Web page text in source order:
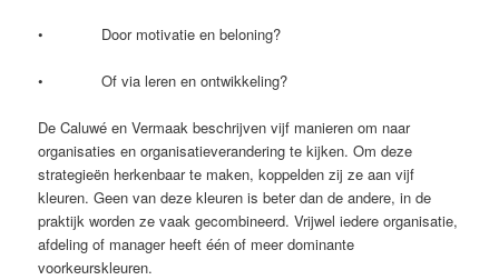
• Door motivatie en beloning?
• Of via leren en ontwikkeling?
De Caluwé en Vermaak beschrijven vijf manieren om naar
organisaties en organisatieverandering te kijken. Om deze
strategieën herkenbaar te maken, koppelden zij ze aan vijf
kleuren. Geen van deze kleuren is beter dan de andere, in de
praktijk worden ze vaak gecombineerd. Vrijwel iedere organisatie,
afdeling of manager heeft één of meer dominante
voorkeurskleuren.